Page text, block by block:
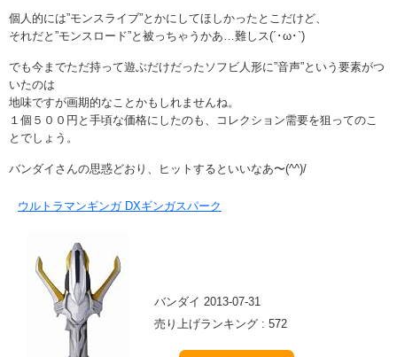
個人的には”モンスライブ”とかにしてほしかったとこだけど、
それだと”モンスロード”と被っちゃうかあ…難しス(´･ω･`)
でも今までただ持って遊ぶだけだったソフビ人形に”音声”という要素がつ
いたのは
地味ですが画期的なことかもしれませんね。
１個５００円と手頃な価格にしたのも、コレクション需要を狙ってのこ
とでしょう。
バンダイさんの思惑どおり、ヒットするといいなあ〜(^^)/
ウルトラマンギンガ DXギンガスパーク
バンダイ 2013-07-31
売り上げランキング : 572